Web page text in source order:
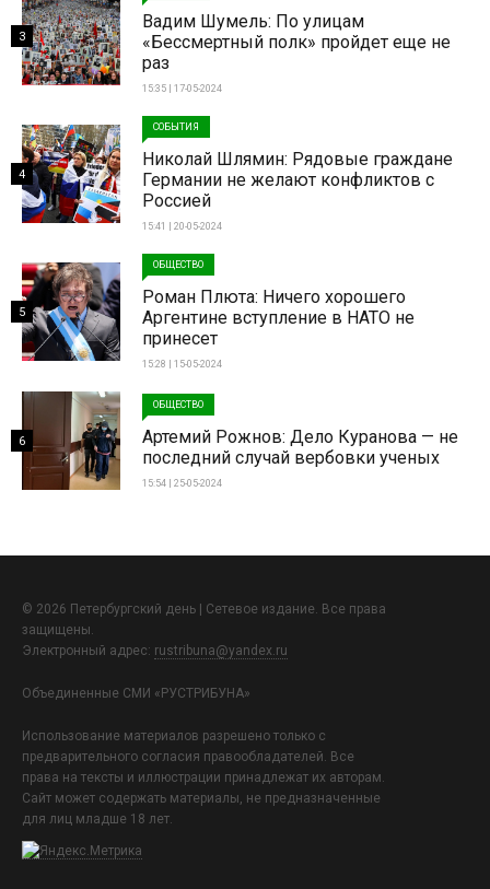
Вадим Шумель: По улицам
«Бессмертный полк» пройдет еще не
раз
15:35 | 17-05-2024
3
СОБЫТИЯ
Николай Шлямин: Рядовые граждане
Германии не желают конфликтов с
Россией
15:41 | 20-05-2024
4
ОБЩЕСТВО
Роман Плюта: Ничего хорошего
Аргентине вступление в НАТО не
принесет
15:28 | 15-05-2024
5
ОБЩЕСТВО
Артемий Рожнов: Дело Куранова — не
последний случай вербовки ученых
15:54 | 25-05-2024
6
© 2026 Петербургский день | Сетевое издание. Все права
защищены.
Электронный адрес: rustribuna@yandex.ru
Объединенные СМИ «РУСТРИБУНА»
Использование материалов разрешено только с
предварительного согласия правообладателей. Все
права на тексты и иллюстрации принадлежат их авторам.
Сайт может содержать материалы, не предназначенные
для лиц младше 18 лет.